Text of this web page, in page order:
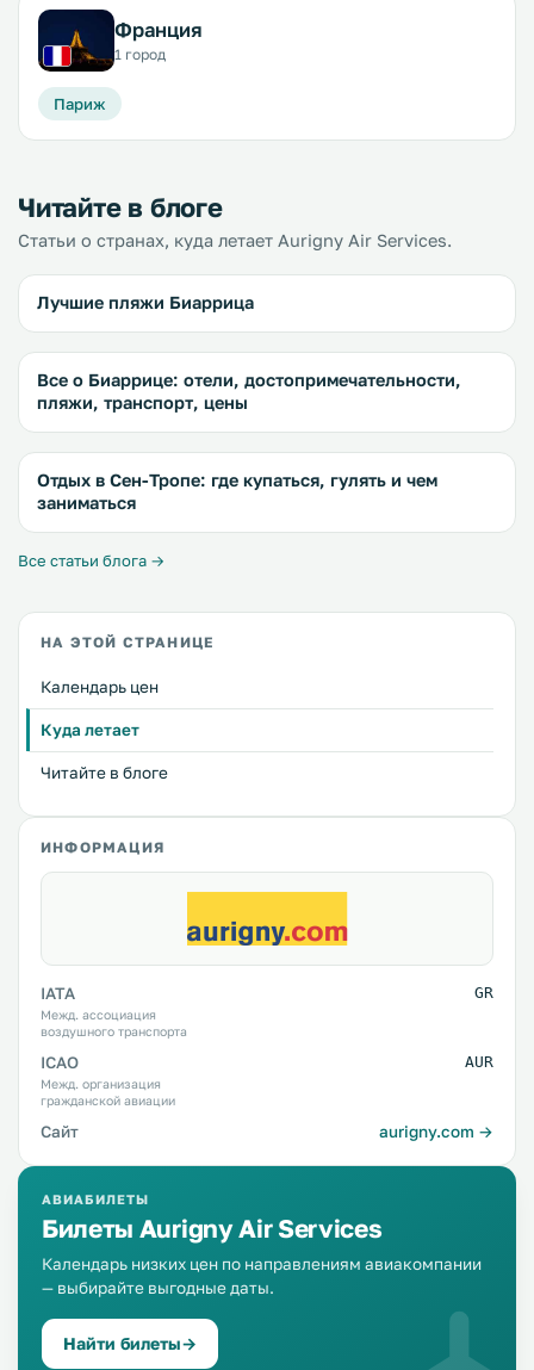
Франция
1 город
Париж
Читайте в блоге
Статьи о странах, куда летает Aurigny Air Services.
Лучшие пляжи Биаррица
Все о Биаррице: отели, достопримечательности,
пляжи, транспорт, цены
Отдых в Сен-Тропе: где купаться, гулять и чем
заниматься
Все статьи блога →
НА ЭТОЙ СТРАНИЦЕ
Календарь цен
Куда летает
Читайте в блоге
ИНФОРМАЦИЯ
IATA
Межд. ассоциация
воздушного транспорта
GR
ICAO
Межд. организация
гражданской авиации
AUR
Сайт aurigny.com →
АВИАБИЛЕТЫ
Билеты Aurigny Air Services
Календарь низких цен по направлениям авиакомпании
— выбирайте выгодные даты.
Найти билеты→